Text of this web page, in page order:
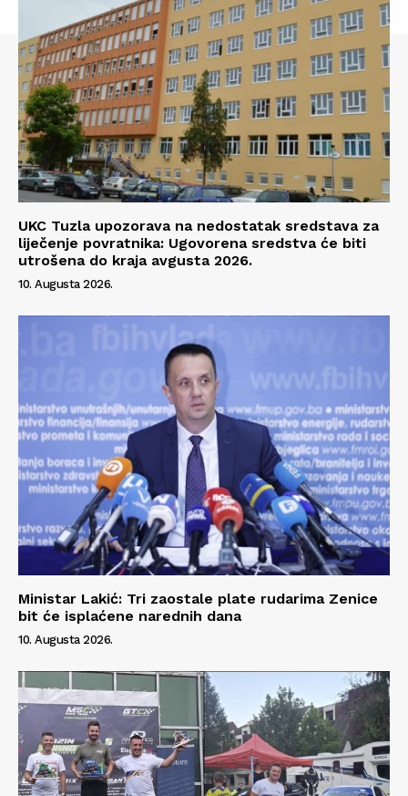
UKC Tuzla upozorava na nedostatak sredstava za
liječenje povratnika: Ugovorena sredstva će biti
utrošena do kraja avgusta 2026.
10. Augusta 2026.
Ministar Lakić: Tri zaostale plate rudarima Zenice
bit će isplaćene narednih dana
10. Augusta 2026.